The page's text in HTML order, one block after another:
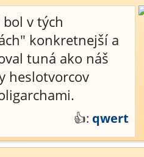
bol v tých
konkretnejší a
tuná ako náš
heslotvorcov
👍: qwert